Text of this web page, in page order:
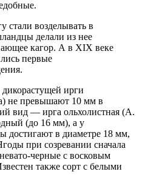
стали возделывать в
делали из нее
кагор. А в XIX веке
первые
ирги
не превышают 10 мм в
вид — ирга ольхолистная (A.
(до 16 мм), а у
достигают в диаметре 18 мм,
при созревании сначала
черные с восковым
также сорт с белыми